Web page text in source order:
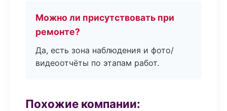
Можно ли присутствовать при
ремонте?
Да, есть зона наблюдения и фото/
видеоотчёты по этапам работ.
Похожие компании: